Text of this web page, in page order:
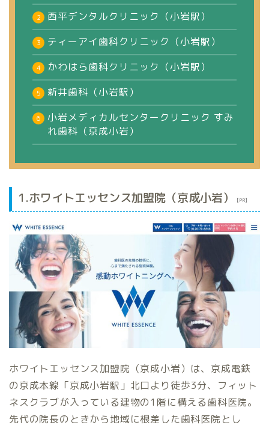
西平デンタルクリニック（小岩駅）
ティーアイ歯科クリニック（小岩駅）
かわはら歯科クリニック（小岩駅）
新井歯科（小岩駅）
小岩メディカルセンタークリニック すみ
れ歯科（京成小岩）
1.ホワイトエッセンス加盟院（京成小岩） 【PR】
ホワイトエッセンス加盟院（京成小岩）は、京成電鉄
の京成本線「京成小岩駅」北口より徒歩3分、フィット
ネスクラブが入っている建物の1階に構える歯科医院。
先代の院長のときから地域に根差した歯科医院とし